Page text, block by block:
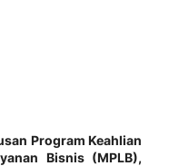
Program Keahlian
Bisnis (MPLB),